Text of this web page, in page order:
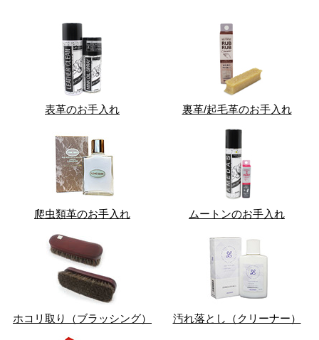
表革のお手入れ 裏革/起毛革のお手入れ
爬虫類革のお手入れ ムートンのお手入れ
ホコリ取り（ブラッシング） 汚れ落とし（クリーナー）